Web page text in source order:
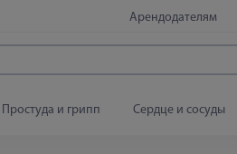
Арендодателям
Простуда и грипп Сердце и сосуды